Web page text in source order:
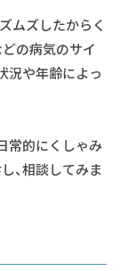
ムズしたからく
の病気のサイ
況や年齢によっ
常的にくしゃみ
、相談してみま